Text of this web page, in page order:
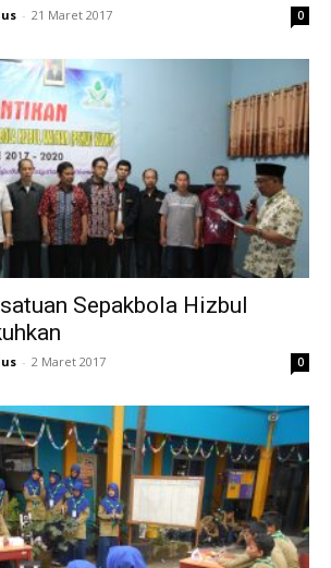
- 21 Maret 2017 0
Sepakbola Hizbul
- 2 Maret 2017 0